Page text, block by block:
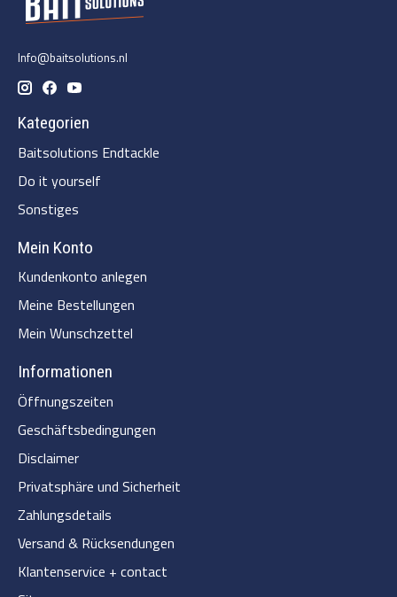
Info@baitsolutions.nl
Kategorien
Baitsolutions Endtackle
Do it yourself
Sonstiges
Mein Konto
Kundenkonto anlegen
Meine Bestellungen
Mein Wunschzettel
Informationen
Öffnungszeiten
Geschäftsbedingungen
Disclaimer
Privatsphäre und Sicherheit
Zahlungsdetails
Versand & Rücksendungen
Klantenservice + contact